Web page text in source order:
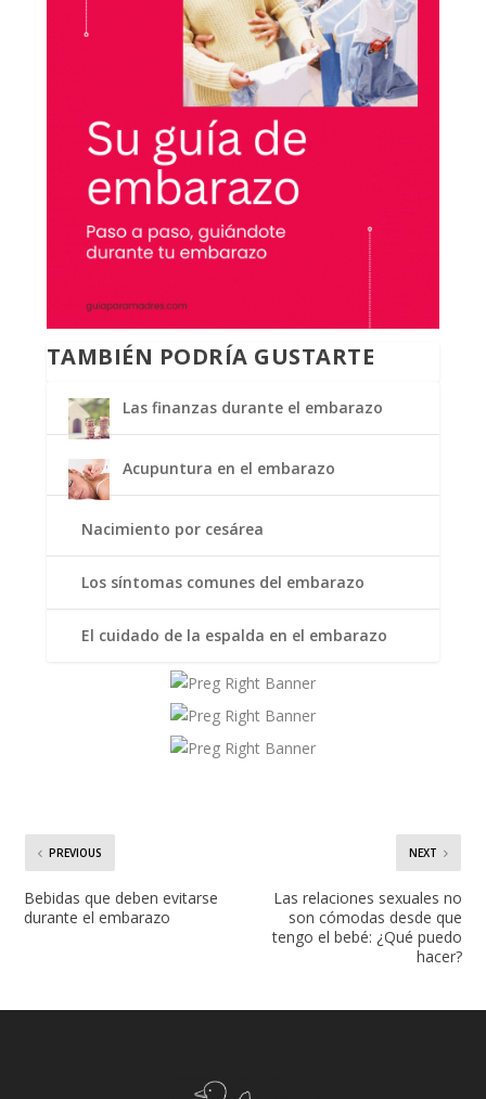
TAMBIÉN PODRÍA GUSTARTE
Las finanzas durante el embarazo
Acupuntura en el embarazo
Nacimiento por cesárea
Los síntomas comunes del embarazo
El cuidado de la espalda en el embarazo
PREVIOUS
Bebidas que deben evitarse
durante el embarazo
NEXT
Las relaciones sexuales no
son cómodas desde que
tengo el bebé: ¿Qué puedo
hacer?